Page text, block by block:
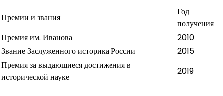
Премии и звания
Год
получения
Премия им. Иванова
2010
Звание Заслуженного историка России
2015
Премия за выдающиеся достижения в
исторической науке
2019